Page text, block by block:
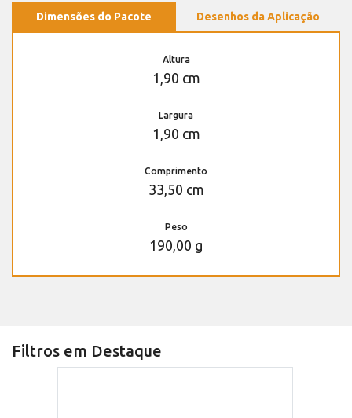
Dimensões do Pacote Desenhos da Aplicação
Altura
1,90 cm
Largura
1,90 cm
Comprimento
33,50 cm
Peso
190,00 g
Filtros em Destaque